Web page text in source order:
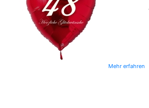
Mehr erfahren